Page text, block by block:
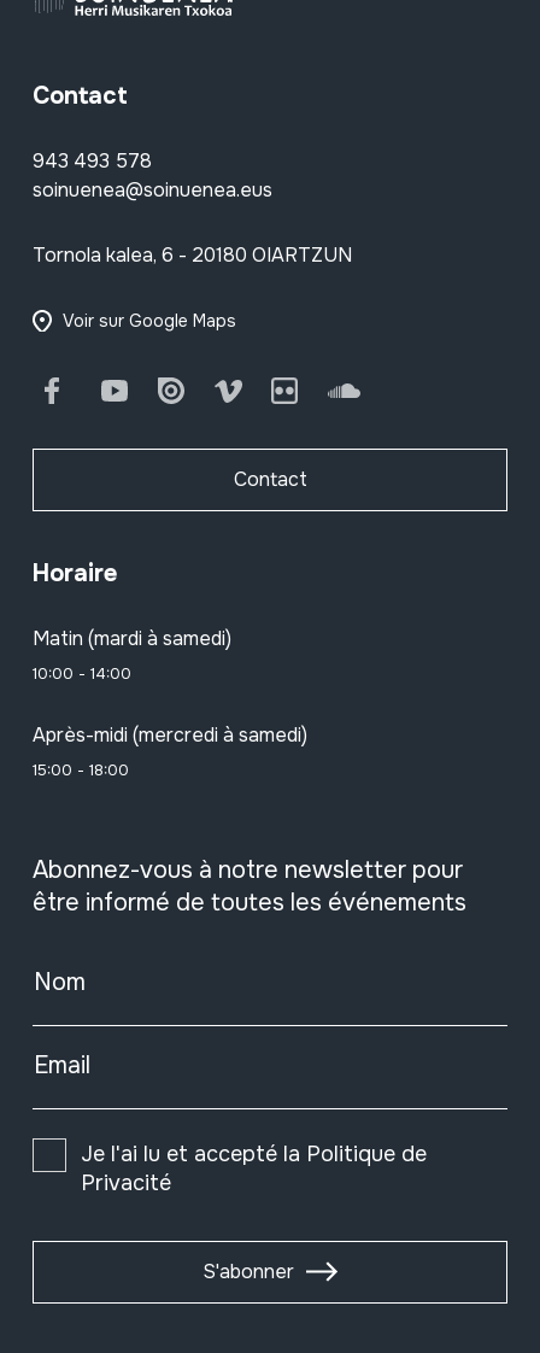
Contact
943 493 578
soinuenea@soinuenea.eus
Tornola kalea, 6 - 20180 OIARTZUN
Voir sur Google Maps
FacebookYoutube Issuu Vimeo Flickr SoundCloud
Contact
Horaire
Matin (mardi à samedi)
10:00 - 14:00
Après-midi (mercredi à samedi)
15:00 - 18:00
Abonnez-vous à notre newsletter pour
être informé de toutes les événements
Nom
Email
Je l'ai lu et accepté la Politique de
Privacité
S'abonner